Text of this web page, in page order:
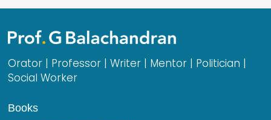
Orator | Professor | Writer | Mentor | Politician |
Social Worker
Books